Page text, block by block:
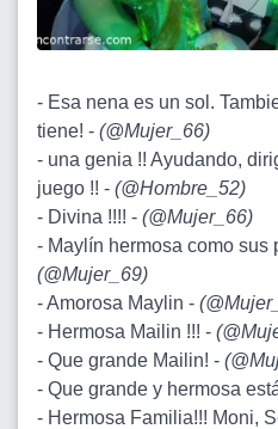
- Esa nena es un sol.
tiene! - (@Mujer_66)
- una genia !! Ayudando,
juego !! - (@Hombre_52)
- Divina !!!! - (@Mujer_66)
- Maylín hermosa como sus
(@Mujer_69)
- Amorosa Maylin - (
- Hermosa Mailin !!! - (
- Que grande Mailin! - (
- Que grande y hermosa
- Hermosa Familia!!! Moni,